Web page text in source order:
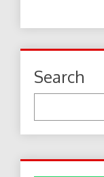
Search